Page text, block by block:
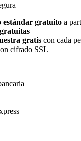
estándar gratuito a
gratis con cada
cifrado SSL